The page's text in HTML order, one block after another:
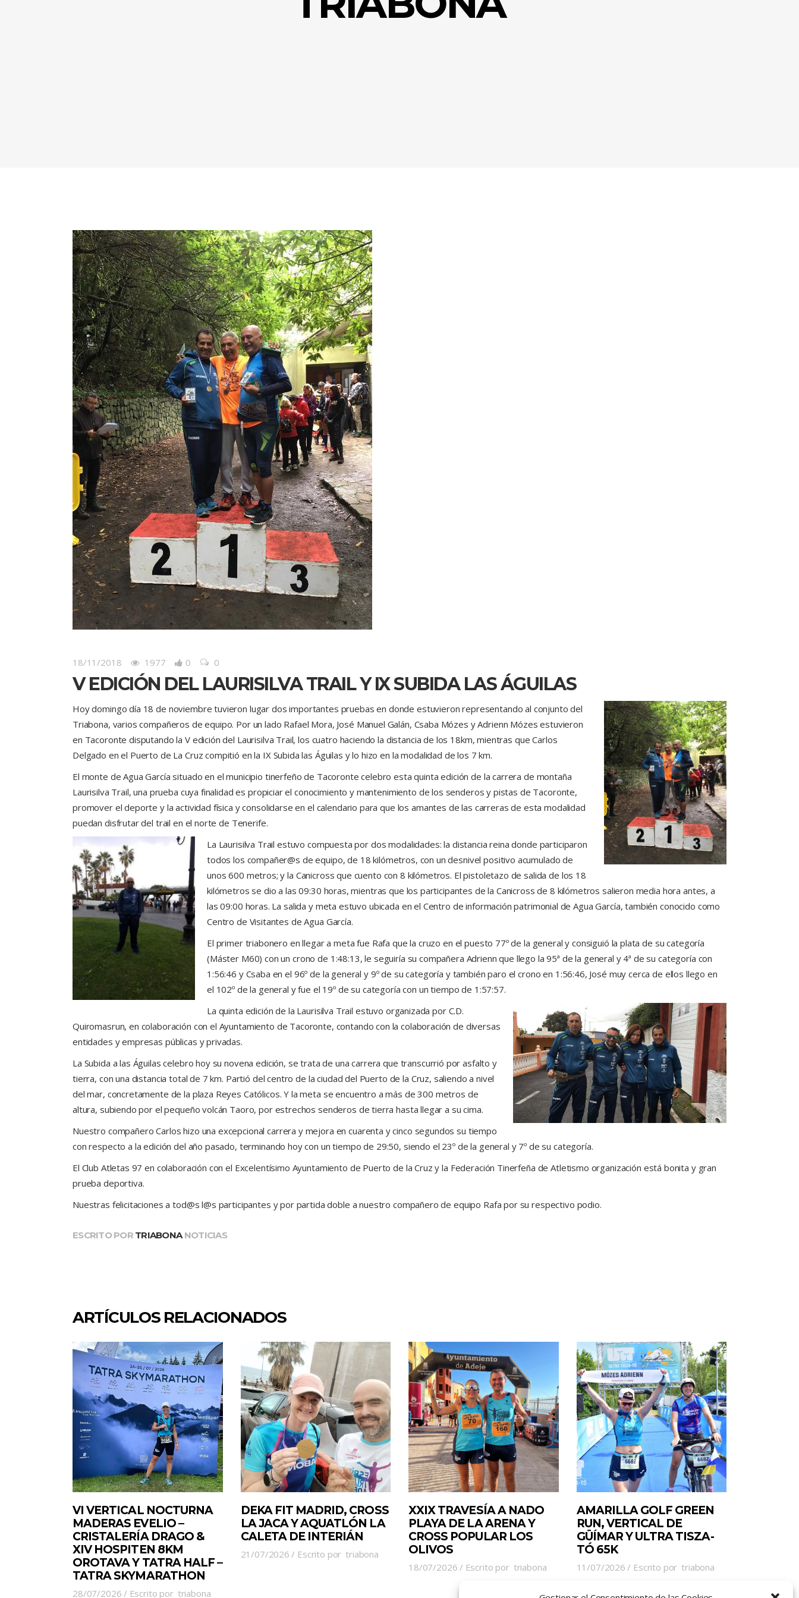
18/11/2018 1977 0 0
V EDICIÓN DEL LAURISILVA TRAIL Y IX SUBIDA LAS ÁGUILAS
Hoy domingo día 18 de noviembre tuvieron lugar dos importantes pruebas en donde estuvieron representando al conjunto del
Triabona, varios compañeros de equipo. Por un lado Rafael Mora, José Manuel Galán, Csaba Mózes y Adrienn Mózes estuvieron
en Tacoronte disputando la V edición del Laurisilva Trail, los cuatro haciendo la distancia de los 18km, mientras que Carlos
Delgado en el Puerto de La Cruz compitió en la IX Subida las Águilas y lo hizo en la modalidad de los 7 km.
El monte de Agua García situado en el municipio tinerfeño de Tacoronte celebro esta quinta edición de la carrera de montaña
Laurisilva Trail, una prueba cuya finalidad es propiciar el conocimiento y mantenimiento de los senderos y pistas de Tacoronte,
promover el deporte y la actividad física y consolidarse en el calendario para que los amantes de las carreras de esta modalidad
puedan disfrutar del trail en el norte de Tenerife.
La Laurisilva Trail estuvo compuesta por dos modalidades: la distancia reina donde participaron
todos los compañer@s de equipo, de 18 kilómetros, con un desnivel positivo acumulado de
unos 600 metros; y la Canicross que cuento con 8 kilómetros. El pistoletazo de salida de los 18
kilómetros se dio a las 09:30 horas, mientras que los participantes de la Canicross de 8 kilómetros salieron media hora antes, a
las 09:00 horas. La salida y meta estuvo ubicada en el Centro de información patrimonial de Agua García, también conocido como
Centro de Visitantes de Agua García.
El primer triabonero en llegar a meta fue Rafa que la cruzo en el puesto 77º de la general y consiguió la plata de su categoría
(Máster M60) con un crono de 1:48:13, le seguiría su compañera Adrienn que llego la 95ª de la general y 4ª de su categoría con
1:56:46 y Csaba en el 96º de la general y 9º de su categoría y también paro el crono en 1:56:46, José muy cerca de ellos llego en
el 102º de la general y fue el 19º de su categoría con un tiempo de 1:57:57.
La quinta edición de la Laurisilva Trail estuvo organizada por C.D.
Quiromasrun, en colaboración con el Ayuntamiento de Tacoronte, contando con la colaboración de diversas
entidades y empresas públicas y privadas.
La Subida a las Águilas celebro hoy su novena edición, se trata de una carrera que transcurrió por asfalto y
tierra, con una distancia total de 7 km. Partió del centro de la ciudad del Puerto de la Cruz, saliendo a nivel
del mar, concretamente de la plaza Reyes Católicos. Y la meta se encuentro a más de 300 metros de
altura, subiendo por el pequeño volcán Taoro, por estrechos senderos de tierra hasta llegar a su cima.
Nuestro compañero Carlos hizo una excepcional carrera y mejora en cuarenta y cinco segundos su tiempo
con respecto a la edición del año pasado, terminando hoy con un tiempo de 29:50, siendo el 23º de la general y 7º de su categoría.
El Club Atletas 97 en colaboración con el Excelentísimo Ayuntamiento de Puerto de la Cruz y la Federación Tinerfeña de Atletismo organización está bonita y gran
prueba deportiva.
Nuestras felicitaciones a tod@s l@s participantes y por partida doble a nuestro compañero de equipo Rafa por su respectivo podio.
ESCRITO POR TRIABONA NOTICIAS
ARTÍCULOS RELACIONADOS
VI VERTICAL NOCTURNA
MADERAS EVELIO –
CRISTALERÍA DRAGO &
XIV HOSPITEN 8KM
OROTAVA Y TATRA HALF –
TATRA SKYMARATHON
28/07/2026 Escrito por triabona
DEKA FIT MADRID, CROSS
LA JACA Y AQUATLÓN LA
CALETA DE INTERIÁN
21/07/2026 Escrito por triabona
XXIX TRAVESÍA A NADO
PLAYA DE LA ARENA Y
CROSS POPULAR LOS
OLIVOS
18/07/2026 Escrito por triabona
AMARILLA GOLF GREEN
RUN, VERTICAL DE
GÜÍMAR Y ULTRA TISZA-
TÓ 65K
11/07/2026 Escrito por triabona